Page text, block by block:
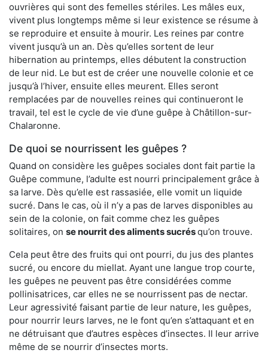
ouvrières qui sont des femelles stériles. Les mâles eux,
vivent plus longtemps même si leur existence se résume à
se reproduire et ensuite à mourir. Les reines par contre
vivent jusqu’à un an. Dès qu’elles sortent de leur
hibernation au printemps, elles débutent la construction
de leur nid. Le but est de créer une nouvelle colonie et ce
jusqu’à l’hiver, ensuite elles meurent. Elles seront
remplacées par de nouvelles reines qui continueront le
travail, tel est le cycle de vie d’une guêpe à Châtillon-sur-
Chalaronne.
De quoi se nourrissent les guêpes ?
Quand on considère les guêpes sociales dont fait partie la
Guêpe commune, l’adulte est nourri principalement grâce à
sa larve. Dès qu’elle est rassasiée, elle vomit un liquide
sucré. Dans le cas, où il n’y a pas de larves disponibles au
sein de la colonie, on fait comme chez les guêpes
solitaires, on se nourrit des aliments sucrésqu’on trouve.
Cela peut être des fruits qui ont pourri, du jus des plantes
sucré, ou encore du miellat. Ayant une langue trop courte,
les guêpes ne peuvent pas être considérées comme
pollinisatrices, car elles ne se nourrissent pas de nectar.
Leur agressivité faisant partie de leur nature, les guêpes,
pour nourrir leurs larves, ne le font qu’en s’attaquant et en
ne détruisant que d’autres espèces d’insectes. Il leur arrive
même de se nourrir d’insectes morts.